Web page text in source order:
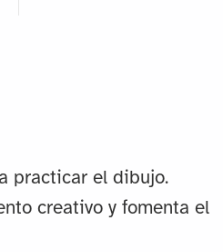
practicar el dibujo.
creativo y fomenta el